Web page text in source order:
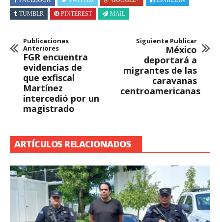
TUMBLR
PINTEREST MAIL
Publicaciones
Anteriores
FGR encuentra
evidencias de
que exfiscal
Martínez
intercedió por un
magistrado
Siguiente Publicar
México
deportará a
migrantes de las
caravanas
centroamericanas
ARTÍCULOS RELACIONADOS